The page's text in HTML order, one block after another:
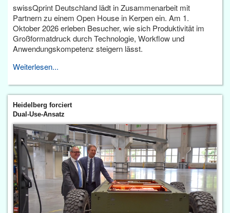
swissQprint Deutschland lädt in Zusammenarbeit mit
Partnern zu einem Open House in Kerpen ein. Am 1.
Oktober 2026 erleben Besucher, wie sich Produktivität im
Großformatdruck durch Technologie, Workflow und
Anwendungskompetenz steigern lässt.
Weiterlesen...
Heidelberg forciert
Dual-Use-Ansatz